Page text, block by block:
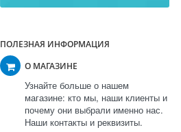
ПОЛЕЗНАЯ ИНФОРМАЦИЯ
О МАГАЗИНЕ
Узнайте больше о нашем
магазине: кто мы, наши клиенты и
почему они выбрали именно нас.
Наши контакты и реквизиты.